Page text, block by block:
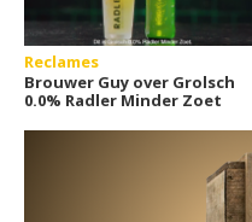
Reclames
Brouwer Guy over Grolsch
0.0% Radler Minder Zoet